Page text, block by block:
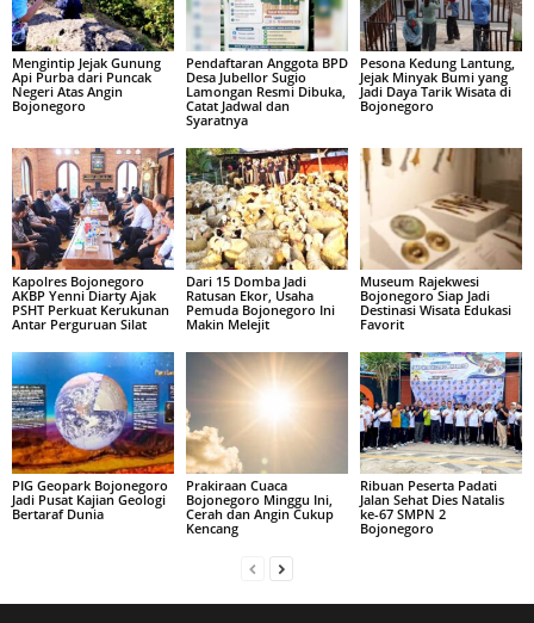
Mengintip Jejak Gunung
Api Purba dari Puncak
Negeri Atas Angin
Bojonegoro
Pendaftaran Anggota BPD
Desa Jubellor Sugio
Lamongan Resmi Dibuka,
Catat Jadwal dan
Syaratnya
Pesona Kedung Lantung,
Jejak Minyak Bumi yang
Jadi Daya Tarik Wisata di
Bojonegoro
Kapolres Bojonegoro
AKBP Yenni Diarty Ajak
PSHT Perkuat Kerukunan
Antar Perguruan Silat
Dari 15 Domba Jadi
Ratusan Ekor, Usaha
Pemuda Bojonegoro Ini
Makin Melejit
Museum Rajekwesi
Bojonegoro Siap Jadi
Destinasi Wisata Edukasi
Favorit
PIG Geopark Bojonegoro
Jadi Pusat Kajian Geologi
Bertaraf Dunia
Prakiraan Cuaca
Bojonegoro Minggu Ini,
Cerah dan Angin Cukup
Kencang
Ribuan Peserta Padati
Jalan Sehat Dies Natalis
ke-67 SMPN 2
Bojonegoro